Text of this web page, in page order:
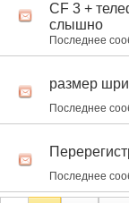
CF 3 +
слышно
Последнее
размер
Последнее
Последнее